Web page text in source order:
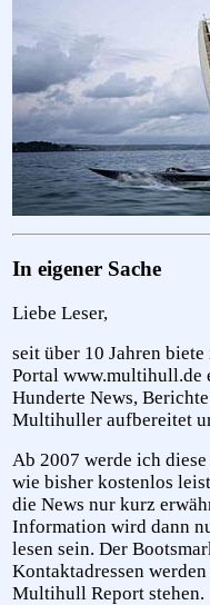
In eigener Sache
Liebe Leser,
seit über 10 Jahren
Portal www.multihull.de
Hunderte News,
Multihuller aufbereitet
Ab 2007 werde ich
wie bisher kostenlos
die News nur kurz
Information wird dann
lesen sein. Der
Kontaktadressen
Multihull Report stehen.